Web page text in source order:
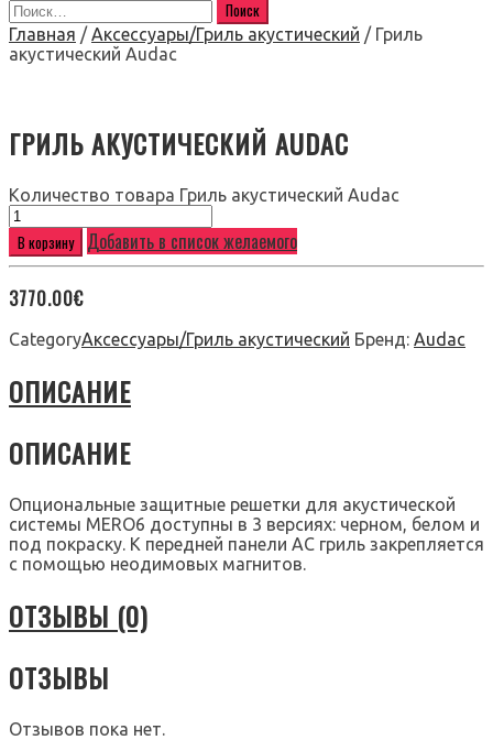
Главная / Аксессуары/Гриль акустический / Гриль
акустический Audac
ГРИЛЬ АКУСТИЧЕСКИЙ AUDAC
Количество товара Гриль акустический Audac
В корзину Добавить в список желаемого
3770.00€
CategoryАксессуары/Гриль акустический Бренд: Audac
ОПИСАНИЕ
ОПИСАНИЕ
Опциональные защитные решетки для акустической
системы MERO6 доступны в 3 версиях: черном, белом и
под покраску. К передней панели АС гриль закрепляется
с помощью неодимовых магнитов.
ОТЗЫВЫ (0)
ОТЗЫВЫ
Отзывов пока нет.